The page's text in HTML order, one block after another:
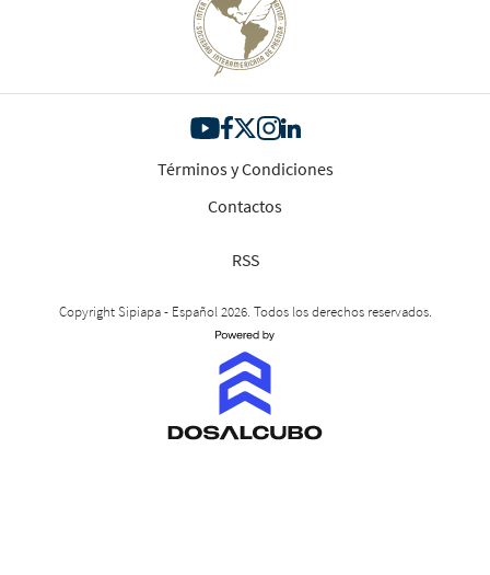
Términos y Condiciones
Contactos
RSS
Copyright Sipiapa - Español 2026. Todos los derechos reservados.